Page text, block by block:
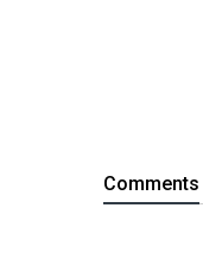
Comments